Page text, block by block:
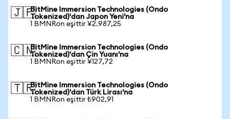
🇯🇵BitMine Immersion Technologies (Ondo
Tokenized)'dan Japon Yeni'na
1 BMNRon eşittir ¥2.987,25
🇨🇳BitMine Immersion Technologies (Ondo
Tokenized)'dan Çin Yuanı'na
1 BMNRon eşittir ¥127,72
🇹🇷BitMine Immersion Technologies (Ondo
Tokenized)'dan Türk Lirası'na
1 BMNRon eşittir ₺902,91